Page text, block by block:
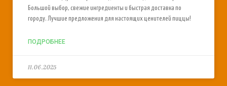
Большой выбор, свежие ингредиенты и быстрая доставка по
городу. Лучшие предложения для настоящих ценителей пиццы!
ПОДРОБНЕЕ
11.06.2025